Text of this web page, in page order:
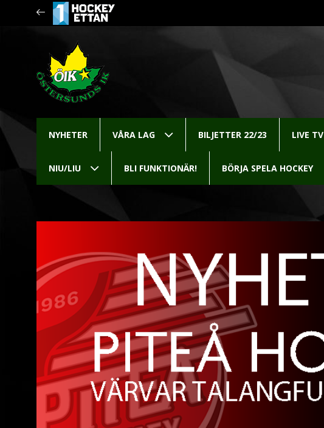
NYHETER VÅRA LAG BILJETTER 22/23 LIVE TV
NIU/LIU BLI FUNKTIONÄR! BÖRJA SPELA HOCKEY